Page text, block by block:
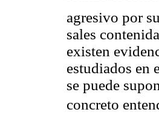
agresivo por
sales
existen
estudiados en
se puede
concreto